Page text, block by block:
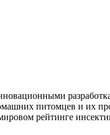
питомцев и их
рейтинге